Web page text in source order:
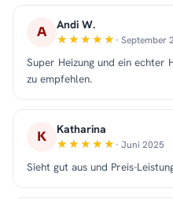
A Andi W.
· September
Super Heizung und ein echter
zu empfehlen.
K Katharina
· Juni 2025
Sieht gut aus und Preis-